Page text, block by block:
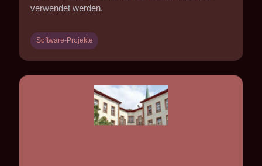
verwendet werden.
Software-Projekte